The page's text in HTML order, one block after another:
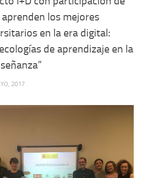
aprenden los mejores
en la era digital:
de aprendizaje en la
2017